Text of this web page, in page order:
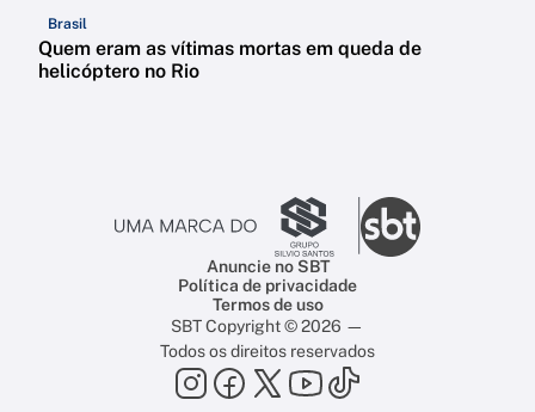
Brasil
Quem eram as vítimas mortas em queda de
helicóptero no Rio
Anuncie no SBT
Política de privacidade
Termos de uso
SBT Copyright © 2026 —
Todos os direitos reservados